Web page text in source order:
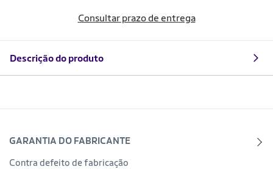
Consultar prazo de entrega
Descrição do produto
GARANTIA DO FABRICANTE
Contra defeito de fabricação